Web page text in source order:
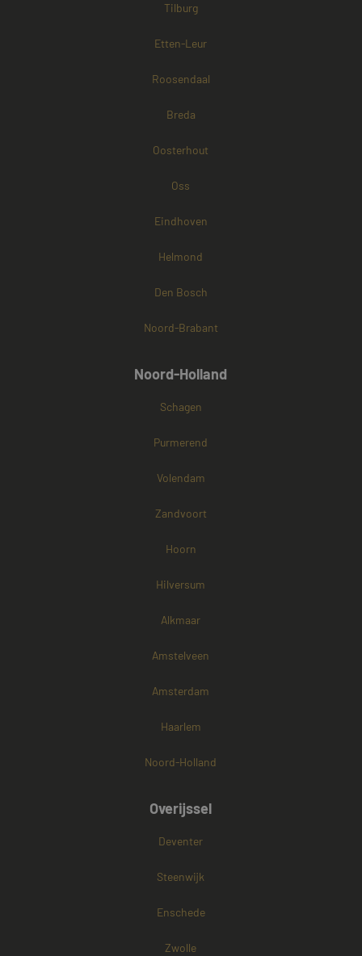
Tilburg
Etten-Leur
Roosendaal
Breda
Oosterhout
Oss
Eindhoven
Helmond
Den Bosch
Noord-Brabant
Noord-Holland
Schagen
Purmerend
Volendam
Zandvoort
Hoorn
Hilversum
Alkmaar
Amstelveen
Amsterdam
Haarlem
Noord-Holland
Overijssel
Deventer
Steenwijk
Enschede
Zwolle